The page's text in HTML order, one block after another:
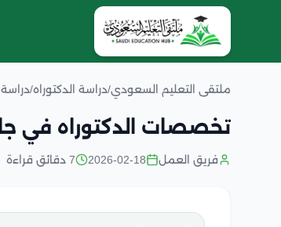
ملتقى التعليم السعودي/دراسة الدكتوراه/
تخصصات الدكتوراه في
فريق العمل 2026-02-18 7 دقائق قراءة